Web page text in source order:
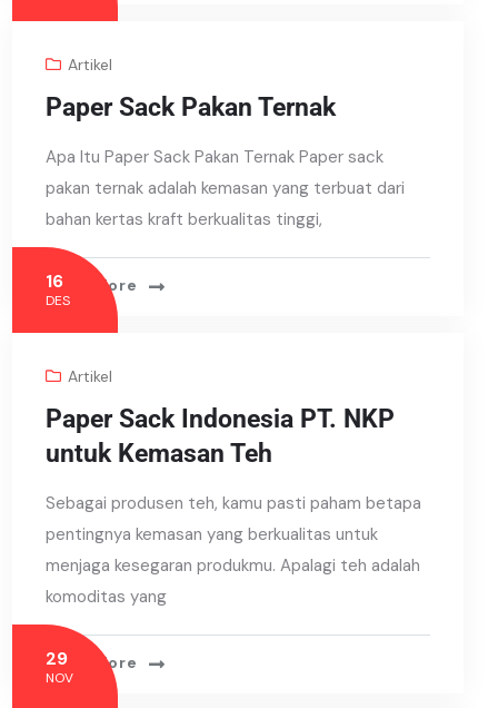
Artikel
Paper Sack Pakan Ternak
Apa Itu Paper Sack Pakan Ternak Paper sack
pakan ternak adalah kemasan yang terbuat dari
bahan kertas kraft berkualitas tinggi,
Read More
16
DES
Artikel
Paper Sack Indonesia PT. NKP
untuk Kemasan Teh
Sebagai produsen teh, kamu pasti paham betapa
pentingnya kemasan yang berkualitas untuk
menjaga kesegaran produkmu. Apalagi teh adalah
komoditas yang
Read More
29
NOV